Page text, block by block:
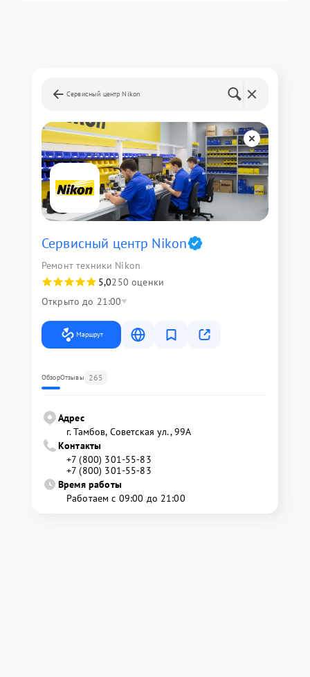
Сервисный центр Nikon
Сервисный центр Nikon
Ремонт техники Nikon
5,0250 оценки
Открыто до 21:00
Маршрут
ОбзорОтзывы 265
Адрес
г. Тамбов, Советская ул., 99А
Контакты
+7 (800) 301-55-83
+7 (800) 301-55-83
Время работы
Работаем с 09:00 до 21:00